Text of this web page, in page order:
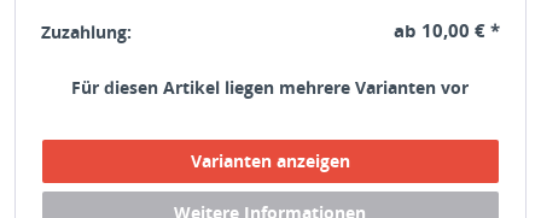
Zuzahlung: ab 10,00 € *
Für diesen Artikel liegen mehrere Varianten vor